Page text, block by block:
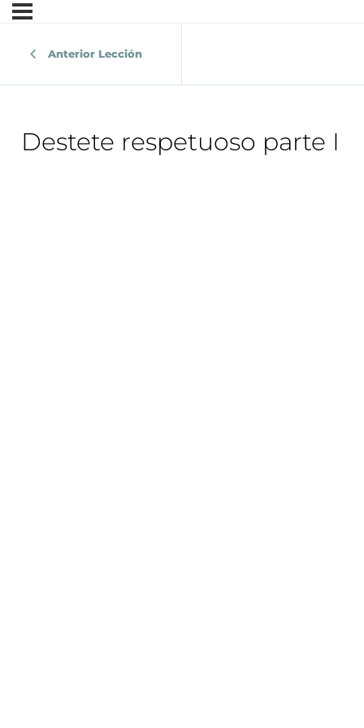
Anterior Lección
Destete respetuoso parte I